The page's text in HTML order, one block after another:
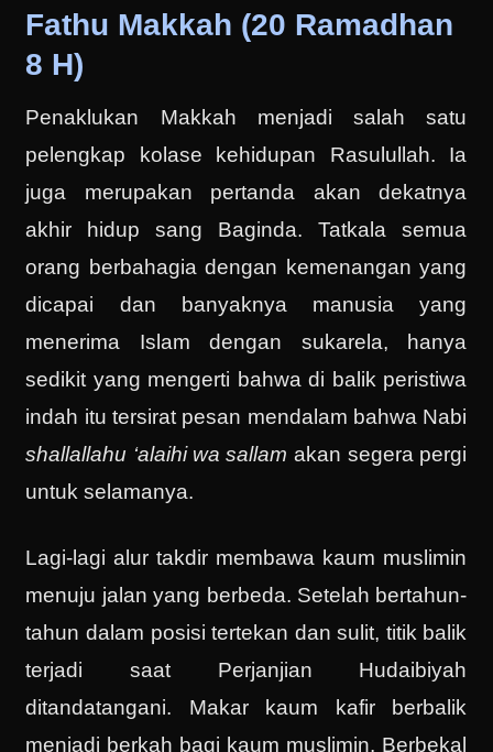
Fathu Makkah (20 Ramadhan
8 H)
Penaklukan Makkah menjadi salah satu
pelengkap kolase kehidupan Rasulullah. Ia
juga merupakan pertanda akan dekatnya
akhir hidup sang Baginda. Tatkala semua
orang berbahagia dengan kemenangan yang
dicapai dan banyaknya manusia yang
menerima Islam dengan sukarela, hanya
sedikit yang mengerti bahwa di balik peristiwa
indah itu tersirat pesan mendalam bahwa Nabi
shallallahu ‘alaihi wa sallam akan segera pergi
untuk selamanya.
Lagi-lagi alur takdir membawa kaum muslimin
menuju jalan yang berbeda. Setelah bertahun-
tahun dalam posisi tertekan dan sulit, titik balik
terjadi saat Perjanjian Hudaibiyah
ditandatangani. Makar kaum kafir berbalik
menjadi berkah bagi kaum muslimin. Berbekal